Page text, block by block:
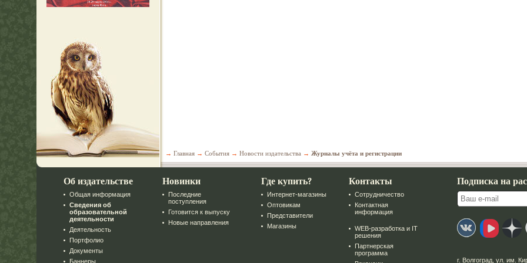
→ Главная → События → Новости издательства → Журналы учёта и регистрации
Об издательстве
Общая информация
Сведения об
образовательной
деятельности
Деятельность
Портфолио
Документы
Баннеры
Новинки
Последние
поступления
Готовится к выпуску
Новые направления
Где купить?
Интернет-магазины
Оптовикам
Представители
Магазины
Контакты
Сотрудничество
Контактная
информация
WEB-разработка и IT
решения
Партнерская
программа
Подписка на
г. Волгоград ул. им.